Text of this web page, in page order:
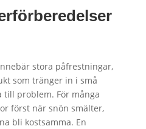
stora påfrestningar,
som tränger in i små
till problem. För många
först när snön smälter,
bli kostsamma. En